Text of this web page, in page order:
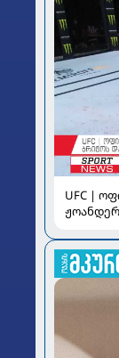
UFC |